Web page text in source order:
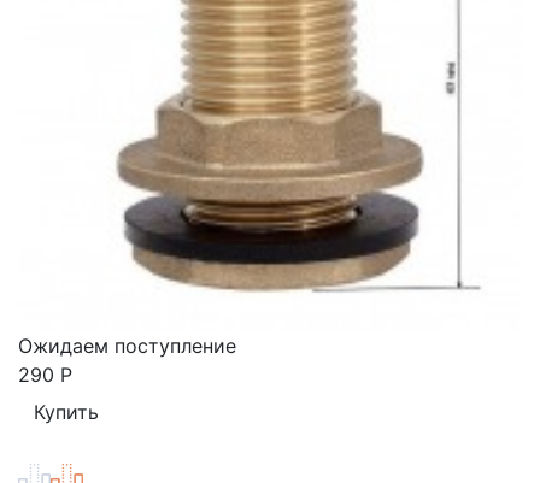
Ожидаем поступление
290 Р